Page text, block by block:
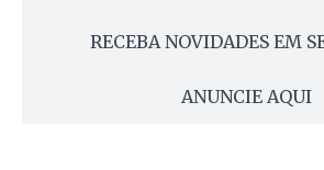
RECEBA NOVIDADES EM
ANUNCIE AQUI